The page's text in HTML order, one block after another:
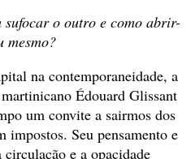
sufocar o outro e como abrir-
mesmo?
na contemporaneidade, a
Édouard Glissant
um convite a sairmos dos
impostos. Seu pensamento e
e a opacidade